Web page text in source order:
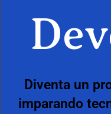
Diventa un
imparando